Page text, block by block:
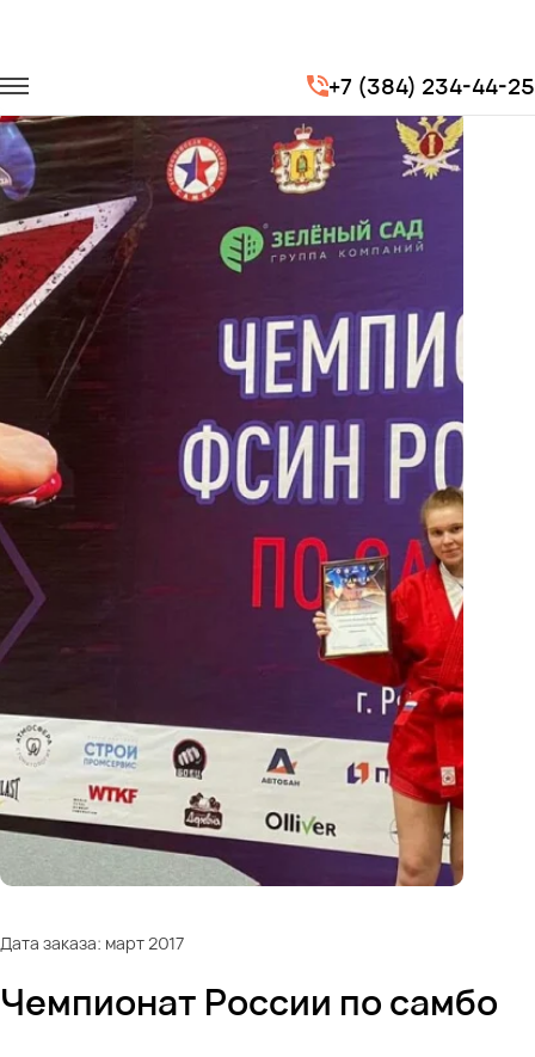
+7 (384) 234-44-25
Транспорт для спорта
Чемпионат России по самбо
Дата заказа: март 2017
Чемпионат России по самбо